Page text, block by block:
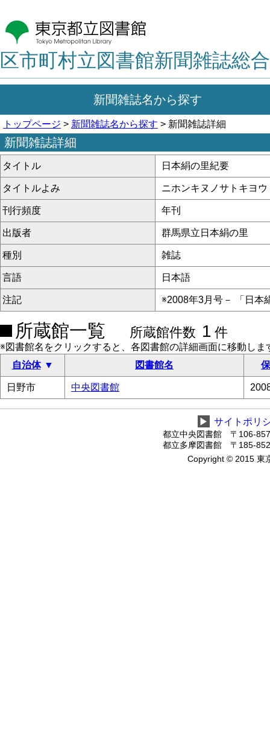
区市町村立図書館新聞雑誌総
新聞雑誌名から探す
トップページ > 新聞雑誌名から探す > 新聞雑誌詳細
新聞雑誌詳細
タイトル 日本絹の里紀要
タイトルよみ ニホンキヌノサトキヨウ
刊行頻度 年刊
出版者 群馬県立日本絹の里
種別 雑誌
言語 日本語
注記 ※2008年3月号－ 「日本
所蔵館一覧 所蔵館件数 1 件
※図書館名をクリックすると、各図書館の詳細画面に移動しま
自治体
図書館名
日野市 中央図書館
▶ サイトポリ
都立中央図書館 〒106-
都立多摩図書館 〒185-
Copyright © 2015 東